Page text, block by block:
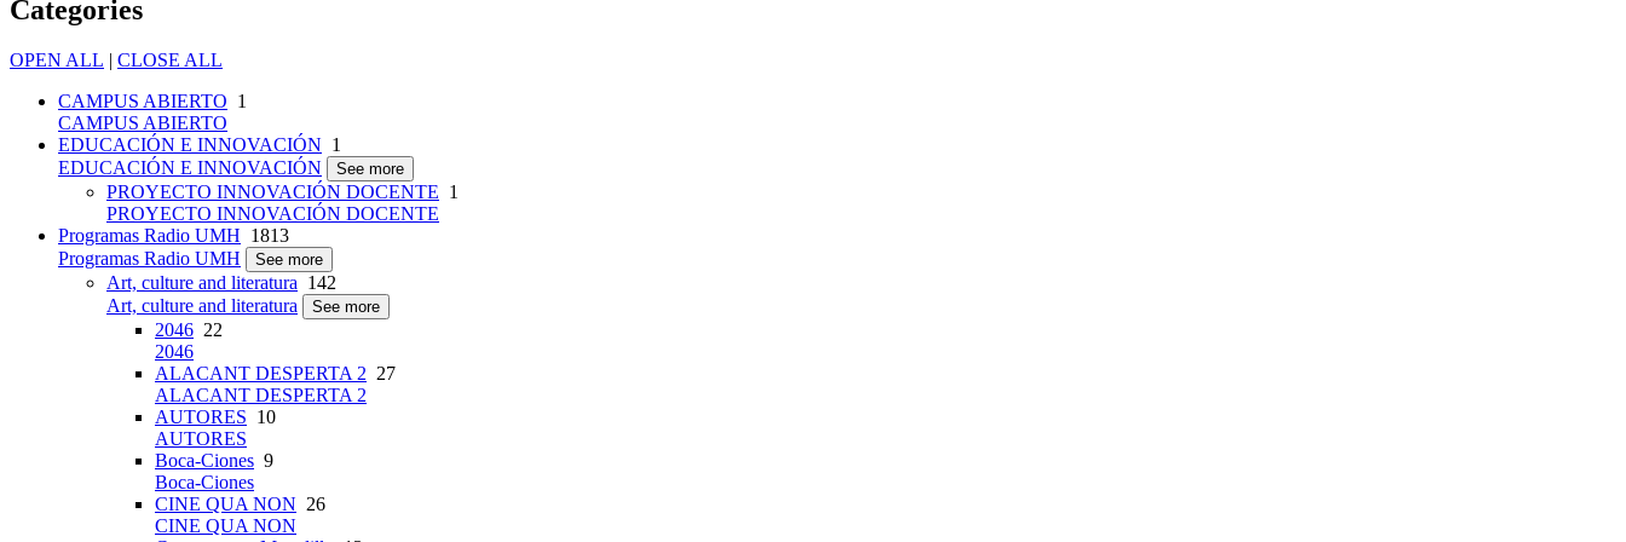
Categories
OPEN ALL | CLOSE ALL
CAMPUS ABIERTO 1
CAMPUS ABIERTO
EDUCACIÓN E INNOVACIÓN 1
EDUCACIÓN E INNOVACIÓN
See more
PROYECTO INNOVACIÓN DOCENTE 1
PROYECTO INNOVACIÓN DOCENTE
Programas Radio UMH 1813
Programas Radio UMH
See more
Art, culture and literatura 142
Art, culture and literatura
See more
2046 22
2046
ALACANT DESPERTA 2 27
ALACANT DESPERTA 2
AUTORES 10
AUTORES
Boca-Ciones 9
Boca-Ciones
CINE QUA NON 26
CINE QUA NON